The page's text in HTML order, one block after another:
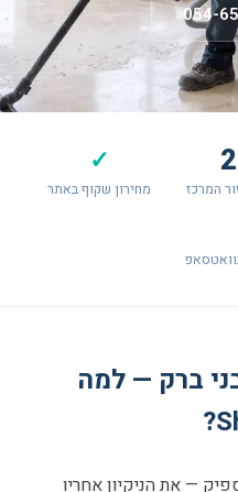
054-
המרכז
✓
מחירון שקוף באתר
ברק — למה
— את הניקיון אחריו